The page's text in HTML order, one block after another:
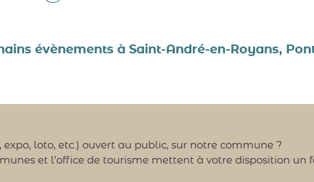
évènements à Saint-André-en-Royans,
loto, etc.) ouvert au public, sur notre commune ?
et l'office de tourisme mettent à votre disposition un